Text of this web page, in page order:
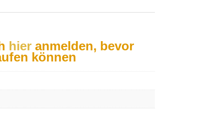
hieranmelden, bevor
können